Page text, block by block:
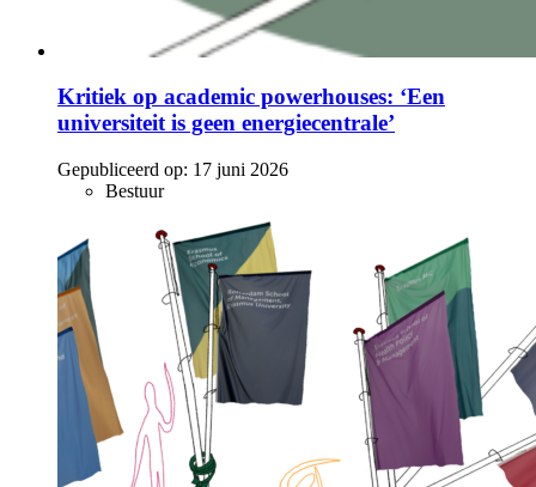
Kritiek op academic powerhouses: ‘Een
universiteit is geen energiecentrale’
Gepubliceerd op: 17 juni 2026
Bestuur